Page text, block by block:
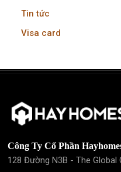
Tin tức
Visa card
Công Ty Cổ Phần
128 Đường N3B - The Global